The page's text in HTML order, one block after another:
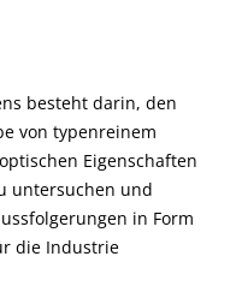
besteht darin, den
von typenreinem
Eigenschaften
untersuchen und
in Form
die Industrie